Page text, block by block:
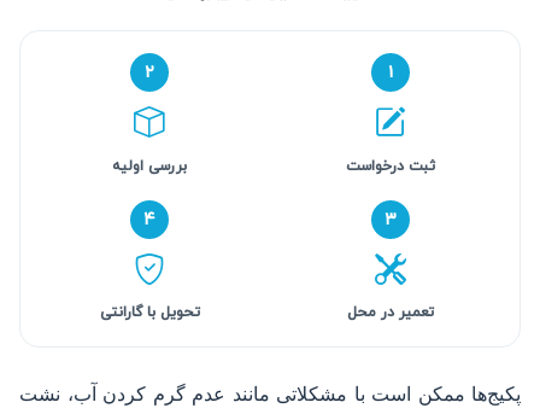
۱
ثبت درخواست
۲
بررسی اولیه
۳
تعمیر در محل
۴
تحویل با گارانتی
پکیج‌ها ممکن است با مشکلاتی مانند عدم گرم کردن آب، نشت